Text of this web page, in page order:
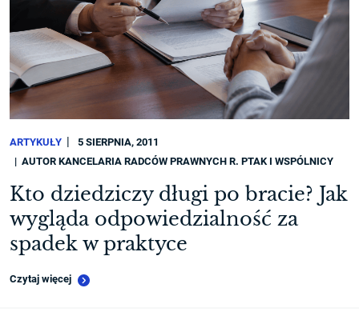
ARTYKUŁY
5 SIERPNIA, 2011
AUTOR KANCELARIA RADCÓW PRAWNYCH R. PTAK I WSPÓLNICY
Kto dziedziczy długi po bracie? Jak
wygląda odpowiedzialność za
spadek w praktyce
Czytaj więcej